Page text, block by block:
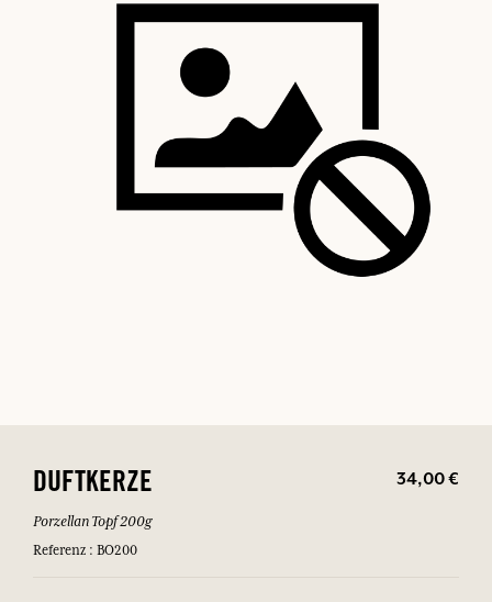
DUFTKERZE 34,00 €
Porzellan Topf 200g
Referenz : BO200